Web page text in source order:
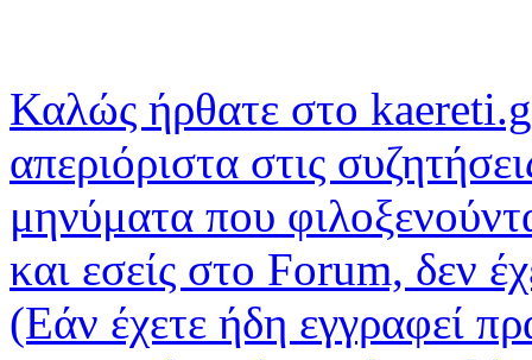
Καλώς ήρθατε στο
απεριόριστα στις
μηνύματα που
και εσείς στο Forum, δεν
(Εάν έχετε ήδη εγγραφεί